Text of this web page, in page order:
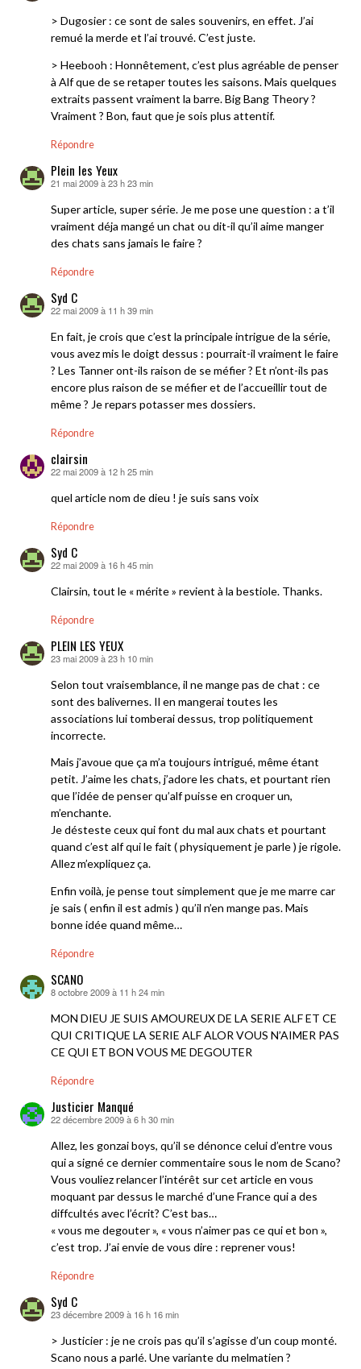
> Dugosier : ce sont de sales souvenirs, en effet. J’ai
remué la merde et l’ai trouvé. C’est juste.
> Heebooh : Honnêtement, c’est plus agréable de penser
à Alf que de se retaper toutes les saisons. Mais quelques
extraits passent vraiment la barre. Big Bang Theory ?
Vraiment ? Bon, faut que je sois plus attentif.
Répondre
Plein les Yeux
dit :
21 mai 2009 à 23 h 23 min
Super article, super série. Je me pose une question : a t’il
vraiment déja mangé un chat ou dit-il qu’il aime manger
des chats sans jamais le faire ?
Répondre
Syd C
dit :
22 mai 2009 à 11 h 39 min
En fait, je crois que c’est la principale intrigue de la série,
vous avez mis le doigt dessus : pourrait-il vraiment le faire
? Les Tanner ont-ils raison de se méfier ? Et n’ont-ils pas
encore plus raison de se méfier et de l’accueillir tout de
même ? Je repars potasser mes dossiers.
Répondre
clairsin
dit :
22 mai 2009 à 12 h 25 min
quel article nom de dieu ! je suis sans voix
Répondre
Syd C
dit :
22 mai 2009 à 16 h 45 min
Clairsin, tout le « mérite » revient à la bestiole. Thanks.
Répondre
PLEIN LES YEUX
dit :
23 mai 2009 à 23 h 10 min
Selon tout vraisemblance, il ne mange pas de chat : ce
sont des balivernes. Il en mangerai toutes les
associations lui tomberai dessus, trop politiquement
incorrecte.
Mais j’avoue que ça m’a toujours intrigué, même étant
petit. J’aime les chats, j’adore les chats, et pourtant rien
que l’idée de penser qu’alf puisse en croquer un,
m’enchante.
Je désteste ceux qui font du mal aux chats et pourtant
quand c’est alf qui le fait ( physiquement je parle ) je rigole.
Allez m’expliquez ça.
Enfin voilà, je pense tout simplement que je me marre car
je sais ( enfin il est admis ) qu’il n’en mange pas. Mais
bonne idée quand même…
Répondre
SCANO
dit :
8 octobre 2009 à 11 h 24 min
MON DIEU JE SUIS AMOUREUX DE LA SERIE ALF ET CE
QUI CRITIQUE LA SERIE ALF ALOR VOUS N’AIMER PAS
CE QUI ET BON VOUS ME DEGOUTER
Répondre
Justicier Manqué
dit :
22 décembre 2009 à 6 h 30 min
Allez, les gonzai boys, qu’il se dénonce celui d’entre vous
qui a signé ce dernier commentaire sous le nom de Scano?
Vous vouliez relancer l’intérêt sur cet article en vous
moquant par dessus le marché d’une France qui a des
diffcultés avec l’écrit? C’est bas…
« vous me degouter », « vous n’aimer pas ce qui et bon »,
c’est trop. J’ai envie de vous dire : reprener vous!
Répondre
Syd C
dit :
23 décembre 2009 à 16 h 16 min
> Justicier : je ne crois pas qu’il s’agisse d’un coup monté.
Scano nous a parlé. Une variante du melmatien ?